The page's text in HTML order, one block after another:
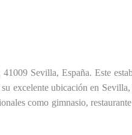
Sevilla, España. Este
excelente ubicación en
como gimnasio,